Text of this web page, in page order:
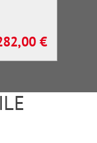
Preis:
€